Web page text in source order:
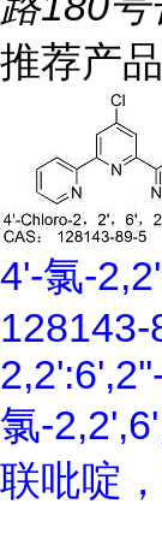
推荐产品
4'-氯-
氯-
联吡啶